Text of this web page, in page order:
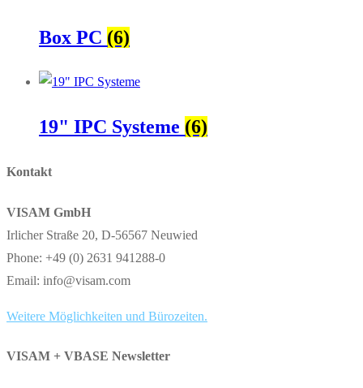
Box PC (6)
19" IPC Systeme (6)
Kontakt
VISAM GmbH
Irlicher Straße 20, D-56567 Neuwied
Phone: +49 (0) 2631 941288-0
Email: info@visam.com
Weitere Möglichkeiten und Bürozeiten.
VISAM + VBASE Newsletter